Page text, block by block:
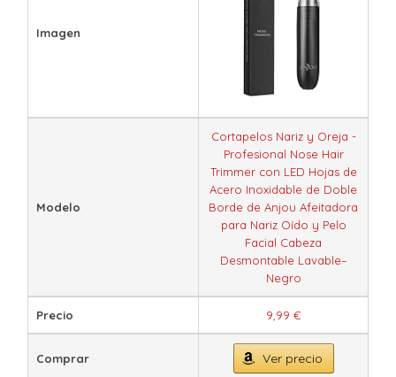
Imagen
Modelo
Cortapelos Nariz y Oreja -
Profesional Nose Hair
Trimmer con LED Hojas de
Acero Inoxidable de Doble
Borde de Anjou Afeitadora
para Nariz Oído y Pelo
Facial Cabeza
Desmontable Lavable–
Negro
Precio 9,99 €
Comprar Ver precio